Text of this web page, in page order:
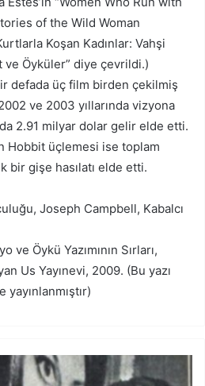
of the Wild Woman
Koşan Kadınlar: Vahşi
ve Öyküler” diye çevrildi.)
defada üç film birden çekilmiş
ve 2003 yıllarında vizyona
2.91 milyar dolar gelir elde etti.
Hobbit üçlemesi ise toplam
bir gişe hasılatı elde etti.
Joseph Campbell, Kabalcı
ve Öykü Yazımının Sırları,
Us Yayınevi, 2009. (Bu yazı